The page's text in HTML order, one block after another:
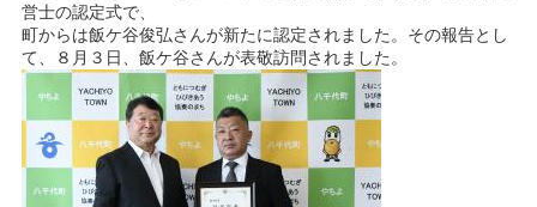
営士の認定式で、
町からは飯ケ谷俊弘さんが新たに認定されました。その報告とし
て、８月３日、飯ケ谷さんが表敬訪問されました。